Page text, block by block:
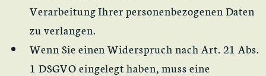
Verarbeitung Ihrer personenbezogenen Daten
zu verlangen.
Wenn Sie einen Widerspruch nach Art. 21 Abs.
1 DSGVO eingelegt haben, muss eine